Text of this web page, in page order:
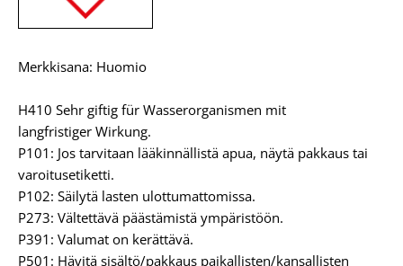
Merkkisana: Huomio
H410 Sehr giftig für Wasserorganismen mit
langfristiger Wirkung.
P101: Jos tarvitaan lääkinnällistä apua, näytä pakkaus tai
varoitusetiketti.
P102: Säilytä lasten ulottumattomissa.
P273: Vältettävä päästämistä ympäristöön.
P391: Valumat on kerättävä.
P501: Hävitä sisältö/pakkaus paikallisten/kansallisten